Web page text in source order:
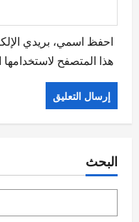
احفظ اسمي، بريدي
هذا المتصفح
البحث